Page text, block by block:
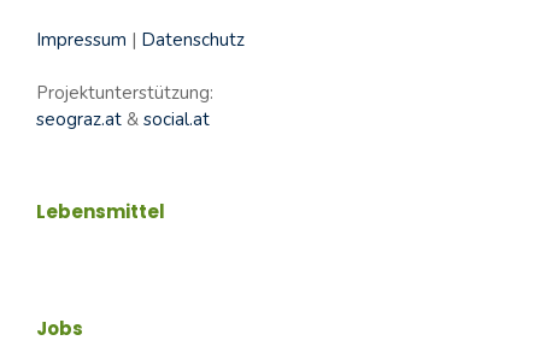
Impressum | Datenschutz
Projektunterstützung:
seograz.at & social.at
Lebensmittel
Jobs